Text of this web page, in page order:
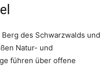
des Schwarzwalds und
Natur- und
führen über offene